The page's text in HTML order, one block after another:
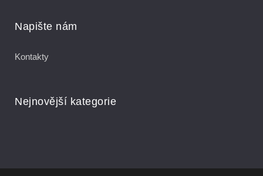
Napište nám
Kontakty
Nejnovější kategorie